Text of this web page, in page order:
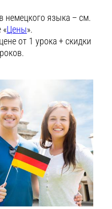
немецкого языка – см.
«Цены».
от 1 урока + скидки